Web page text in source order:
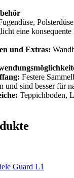
Polsterdüse
eine
und Extras:
Festere
und sind besser für
Teppichboden,
Guard L1